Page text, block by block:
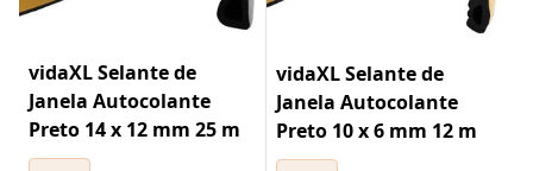
vidaXL Selante de
Janela Autocolante
Preto 14 x 12 mm 25 m
vidaXL Selante de
Janela Autocolante
Preto 10 x 6 mm 12 m